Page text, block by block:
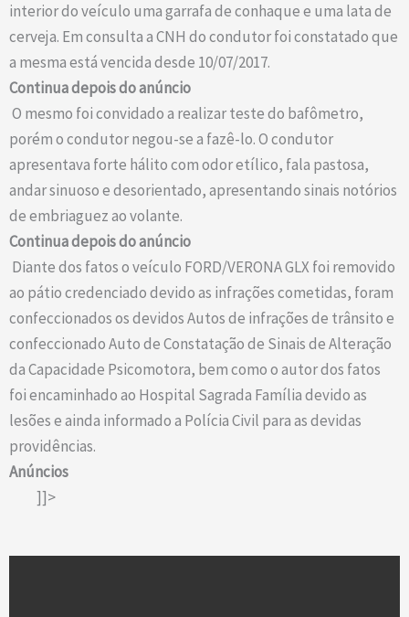
interior do veículo uma garrafa de conhaque e uma lata de
cerveja. Em consulta a CNH do condutor foi constatado que
a mesma está vencida desde 10/07/2017.
Continua depois do anúncio
O mesmo foi convidado a realizar teste do bafômetro,
porém o condutor negou-se a fazê-lo. O condutor
apresentava forte hálito com odor etílico, fala pastosa,
andar sinuoso e desorientado, apresentando sinais notórios
de embriaguez ao volante.
Continua depois do anúncio
Diante dos fatos o veículo FORD/VERONA GLX foi removido
ao pátio credenciado devido as infrações cometidas, foram
confeccionados os devidos Autos de infrações de trânsito e
confeccionado Auto de Constatação de Sinais de Alteração
da Capacidade Psicomotora, bem como o autor dos fatos
foi encaminhado ao Hospital Sagrada Família devido as
lesões e ainda informado a Polícia Civil para as devidas
providências.
Anúncios
]]>